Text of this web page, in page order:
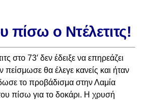
πίσω ο Ντέλετιτς!
στο 73′ δεν έδειξε να επηρεάζει
πείσμωσε θα έλεγε κανείς και ήταν
το προβάδισμα στην Λαμία
πίσω για το δοκάρι. Η χρυσή